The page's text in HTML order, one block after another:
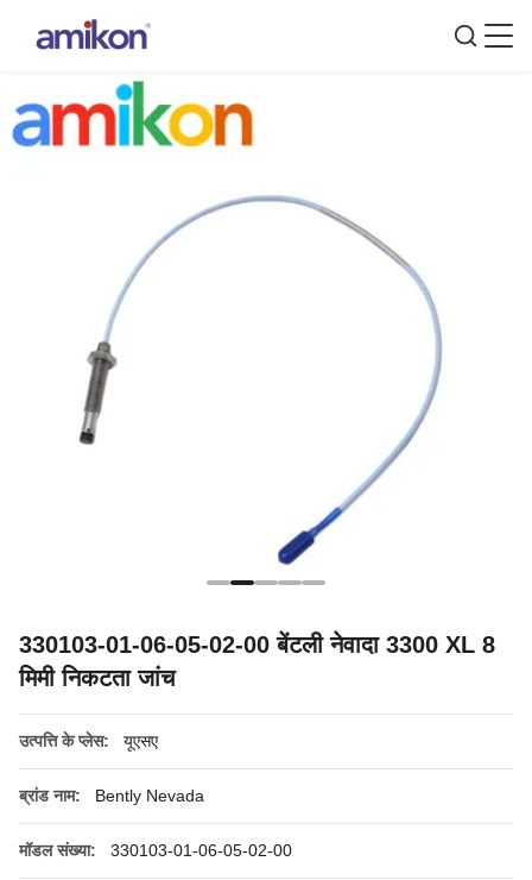
330103-01-06-05-02-00 बेंटली नेवादा 3300 XL 8
मिमी निकटता जांच
उत्पत्ति के प्लेस: यूएसए
ब्रांड नाम: Bently Nevada
मॉडल संख्या: 330103-01-06-05-02-00